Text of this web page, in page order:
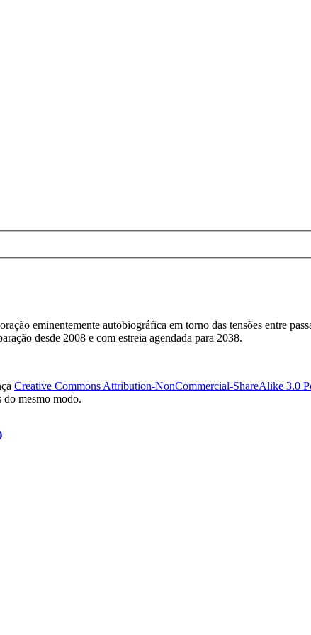
eminentemente autobiográfica em torno das tensões entre
desde 2008 e com estreia agendada para 2038.
Creative Commons Attribution-NonCommercial-ShareAlike 3.0
do mesmo modo.